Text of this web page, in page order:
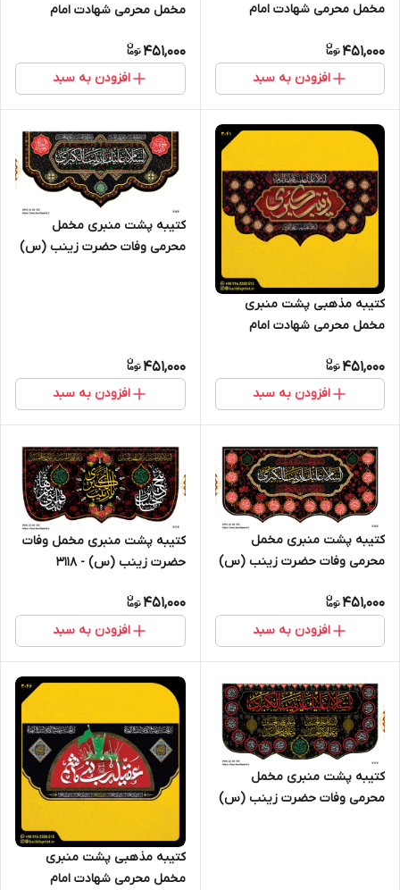
مخمل محرمی شهادت امام
الکبری"- 3044
451,000
افزودن به سبد
مخمل محرمی شهادت امام
451,000
افزودن به سبد
کتیبه مذهبی پشت منبری
مخمل محرمی شهادت امام
الکبری"- 3041
451,000
افزودن به سبد
کتیبه پشت منبری مخمل
محرمی وفات حضرت زینب (س)
451,000
افزودن به سبد
کتیبه پشت منبری مخمل
محرمی وفات حضرت زینب (س)
451,000
افزودن به سبد
کتیبه پشت منبری مخمل وفات
حضرت زینب (س) - 3118
451,000
افزودن به سبد
کتیبه پشت منبری مخمل
محرمی وفات حضرت زینب (س)
کتیبه مذهبی پشت منبری
مخمل محرمی شهادت امام